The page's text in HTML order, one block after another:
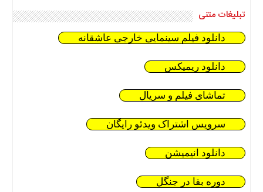
تبلیغات متنی
دانلود فیلم سینمایی خارجی عاشقانه
دانلود ریمیکس
تماشای فیلم و سریال
سرویس اشتراک ویدئو رایگان
دانلود انیمیشن
دوره بقا در جنگل